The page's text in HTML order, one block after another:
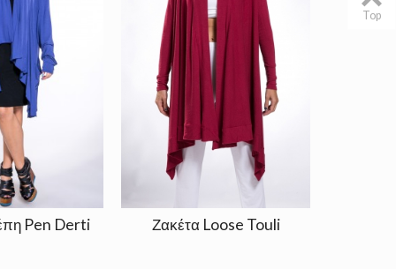
Pen Derti Ζακέτα Loose Touli
Top